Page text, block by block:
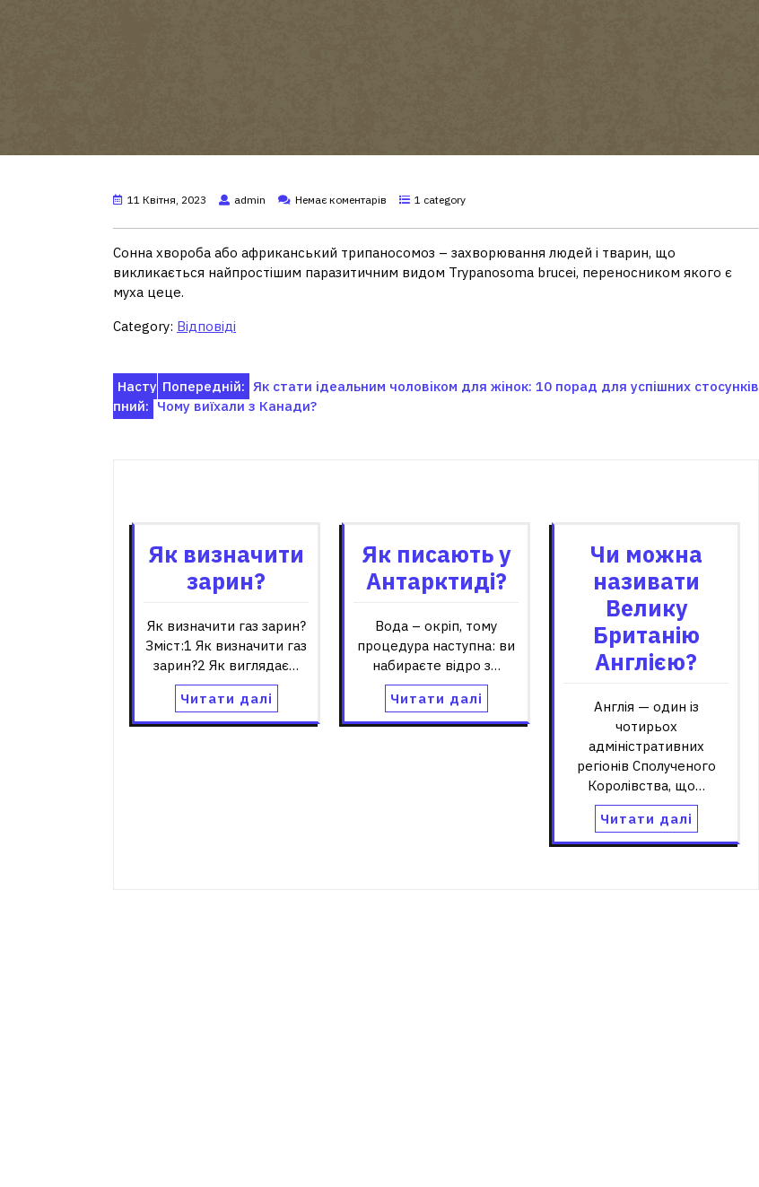
11 Квітня, 2023 admin Немає коментарів 1 category
Сонна хвороба або африканський трипаносомоз – захворювання людей і тварин, що
викликається найпростішим паразитичним видом Trypanosoma brucei, переносником якого є
муха цеце.
Category: Відповіді
Навігація
записів
Попередній: Як стати ідеальним чоловіком для жінок: 10 порад для успішних стосунків
Насту
пний: Чому виїхали з Канади?
Як визначити
зарин?
Як визначити газ зарин?
Зміст:1 Як визначити газ
зарин?2 Як виглядає…
Читати далі
Як писають у
Антарктиді?
Вода – окріп, тому
процедура наступна: ви
набираєте відро з…
Читати далі
Чи можна
називати
Велику
Британію
Англією?
Англія — один із
чотирьох
адміністративних
регіонів Сполученого
Королівства, що…
Читати далі